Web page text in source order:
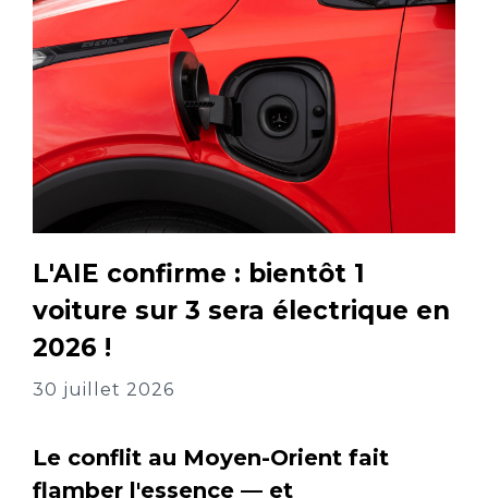
L'AIE confirme : bientôt 1
voiture sur 3 sera électrique en
2026 !
30 juillet 2026
Le conflit au Moyen-Orient fait
flamber l'essence — et